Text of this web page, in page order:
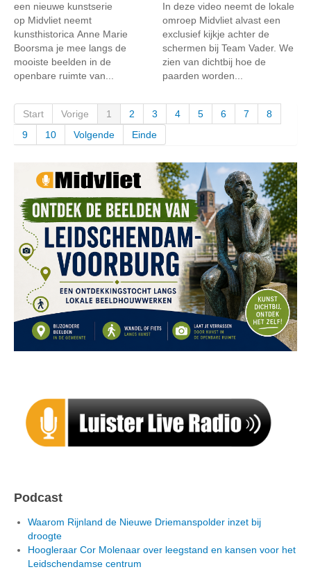
een nieuwe kunstserie
op Midvliet neemt
kunsthistorica Anne Marie
Boorsma je mee langs de
mooiste beelden in de
openbare ruimte van...
In deze video neemt de lokale
omroep Midvliet alvast een
exclusief kijkje achter de
schermen bij Team Vader. We
zien van dichtbij hoe de
paarden worden...
Start Vorige 1 2 3 4 5 6 7
8
9
10 Volgende Einde
Podcast
Waarom Rijnland de Nieuwe Driemanspolder inzet bij
droogte
Hoogleraar Cor Molenaar over leegstand en kansen voor het
Leidschendamse centrum